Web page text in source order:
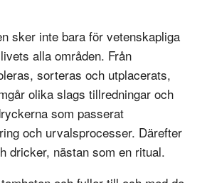
sker inte bara för vetenskapliga
alla områden. Från
sorteras och utplacerats,
olika slags tillredningar och
som passerat
och urvalsprocesser. Därefter
dricker, nästan som en ritual.